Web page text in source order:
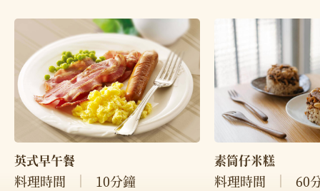
英式早午餐
料理時間 10分鐘
素筒仔米糕
料理時間 60